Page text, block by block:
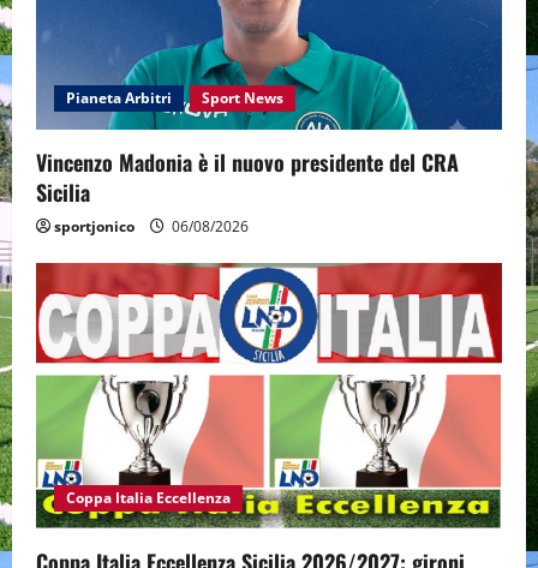
Pianeta Arbitri Sport News
Vincenzo Madonia è il nuovo presidente del CRA
Sicilia
sportjonico 06/08/2026
Coppa Italia Eccellenza